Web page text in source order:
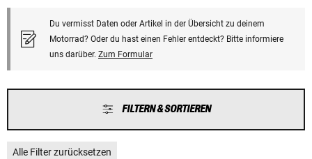
Du vermisst Daten oder Artikel in der Übersicht zu deinem
Motorrad? Oder du hast einen Fehler entdeckt? Bitte informiere
uns darüber. Zum Formular
FILTERN & SORTIEREN
Alle Filter zurücksetzen